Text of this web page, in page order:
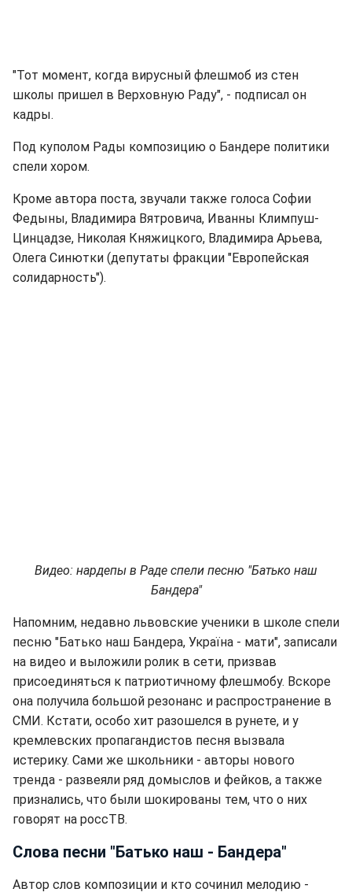
"Тот момент, когда вирусный флешмоб из стен
школы пришел в Верховную Раду", - подписал он
кадры.
Под куполом Рады композицию о Бандере политики
спели хором.
Кроме автора поста, звучали также голоса Софии
Федыны, Владимира Вятровича, Иванны Климпуш-
Цинцадзе, Николая Княжицкого, Владимира Арьева,
Олега Синютки (депутаты фракции "Европейская
солидарность").
Видео: нардепы в Раде спели песню "Батько наш
Бандера"
Напомним, недавно львовские ученики в школе спели
песню "Батько наш Бандера, Україна - мати", записали
на видео и выложили ролик в сети, призвав
присоединяться к патриотичному флешмобу. Вскоре
она получила большой резонанс и распространение в
СМИ. Кстати, особо хит разошелся в рунете, и у
кремлевских пропагандистов песня вызвала
истерику. Сами же школьники - авторы нового
тренда - развеяли ряд домыслов и фейков, а также
признались, что были шокированы тем, что о них
говорят на россТВ.
Слова песни "Батько наш - Бандера"
Автор слов композиции и кто сочинил мелодию -